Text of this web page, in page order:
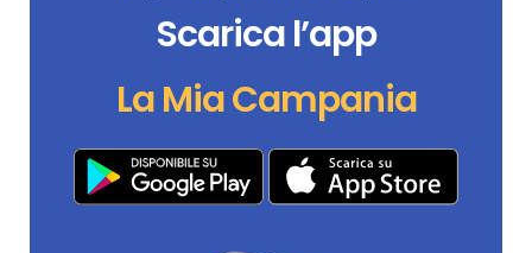
Scarica l’app
La Mia Campania